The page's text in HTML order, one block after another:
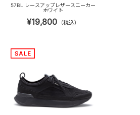
57BL レースアップレザースニーカー
ホワイト
¥19,800 （税込）